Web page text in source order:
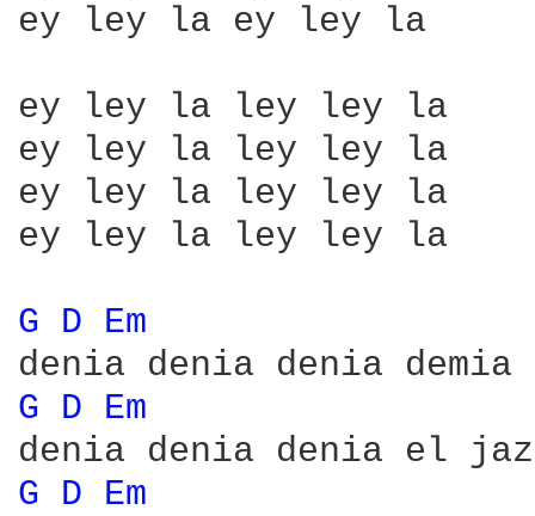
ey ley la ey ley la
ey ley la ley ley la
ey ley la ley ley la
ey ley la ley ley la
ey ley la ley ley la
G D Em
G D Em
G D Em